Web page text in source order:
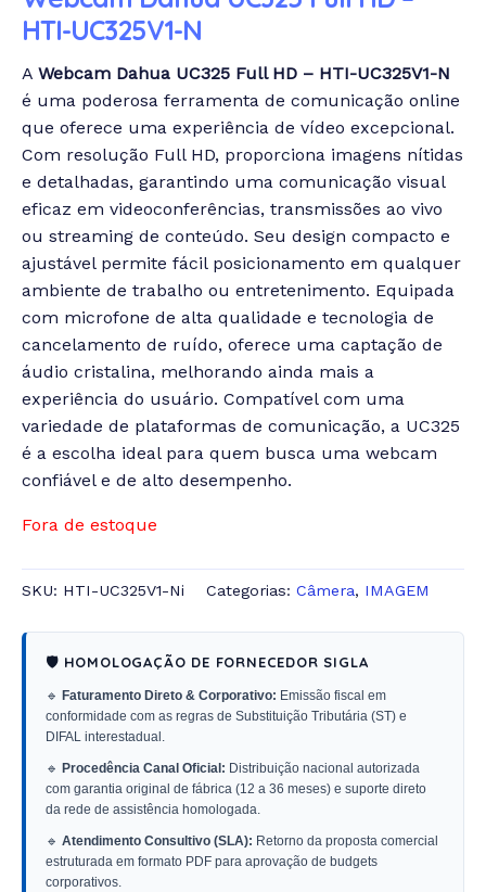
HTI-UC325V1-N
A Webcam Dahua UC325 Full HD – HTI-UC325V1-N
é uma poderosa ferramenta de comunicação online
que oferece uma experiência de vídeo excepcional.
Com resolução Full HD, proporciona imagens nítidas
e detalhadas, garantindo uma comunicação visual
eficaz em videoconferências, transmissões ao vivo
ou streaming de conteúdo. Seu design compacto e
ajustável permite fácil posicionamento em qualquer
ambiente de trabalho ou entretenimento. Equipada
com microfone de alta qualidade e tecnologia de
cancelamento de ruído, oferece uma captação de
áudio cristalina, melhorando ainda mais a
experiência do usuário. Compatível com uma
variedade de plataformas de comunicação, a UC325
é a escolha ideal para quem busca uma webcam
confiável e de alto desempenho.
Fora de estoque
SKU: HTI-UC325V1-Ni Categorias: Câmera, IMAGEM
🛡️ HOMOLOGAÇÃO DE FORNECEDOR SIGLA
🔹 Faturamento Direto & Corporativo: Emissão fiscal em
conformidade com as regras de Substituição Tributária (ST) e
DIFAL interestadual.
🔹 Procedência Canal Oficial: Distribuição nacional autorizada
com garantia original de fábrica (12 a 36 meses) e suporte direto
da rede de assistência homologada.
🔹 Atendimento Consultivo (SLA): Retorno da proposta comercial
estruturada em formato PDF para aprovação de budgets
corporativos.